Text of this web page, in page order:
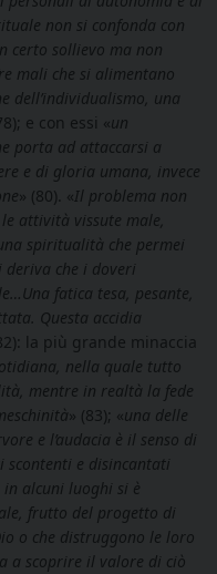
non si confonda con
certo sollievo ma non
mali che si alimentano
dell’individualismo, una
e con essi «un
porta ad attaccarsi a
e di gloria umana, invece
» (80). «Il problema non
attività vissute male,
spiritualità che permei
deriva che i doveri
fatica tesa, pesante,
Questa accidia
la più grande minaccia
nella quale tutto
mentre in realtà la fede
» (83); «una delle
e l’audacia è il senso di
scontenti e disincantati
in alcuni luoghi si è
frutto del progetto di
o che distruggono le loro
a scoprire il valore di ciò